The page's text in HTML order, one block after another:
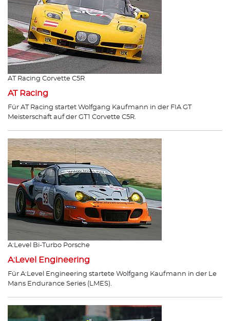
AT Racing Corvette C5R
AT Racing
Für AT Racing startet Wolfgang Kaufmann in der FIA GT
Meisterschaft auf der GT1 Corvette C5R.
A:Level Bi-Turbo Porsche
A:Level Engineering
Für A:Level Engineering startete Wolfgang Kaufmann in der Le
Mans Endurance Series (LMES).